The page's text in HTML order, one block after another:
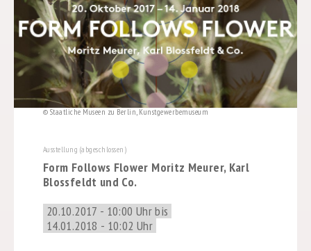
© Staatliche Museen zu Berlin, Kunstgewerbemuseum
Ausstellung (abgeschlossen)
Form Follows Flower Moritz Meurer, Karl
Blossfeldt und Co.
20.10.2017 - 10:00 Uhr bis
14.01.2018 - 10:02 Uhr